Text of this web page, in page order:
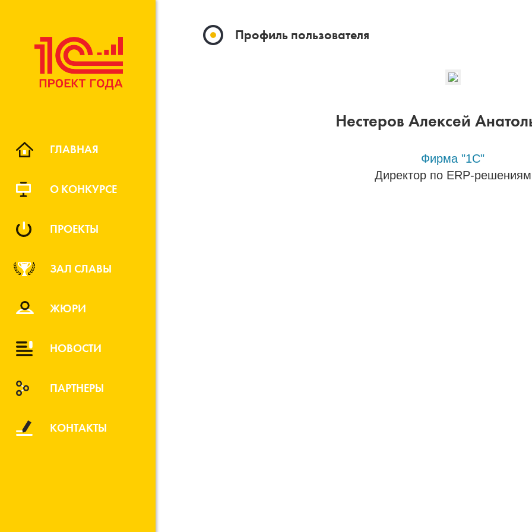
ГЛАВНАЯ
О КОНКУРСЕ
ПРОЕКТЫ
ЗАЛ СЛАВЫ
ЖЮРИ
НОВОСТИ
ПАРТНЕРЫ
КОНТАКТЫ
Профиль пользователя
Нестеров Алексей
Фирма "1С"
Директор по ERP-решениям